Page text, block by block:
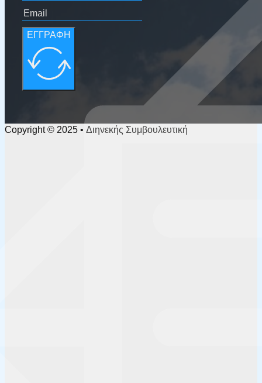
ΕΓΓΡΑΦΗ
Copyright © 2025 • Διηνεκής Συμβουλευτική